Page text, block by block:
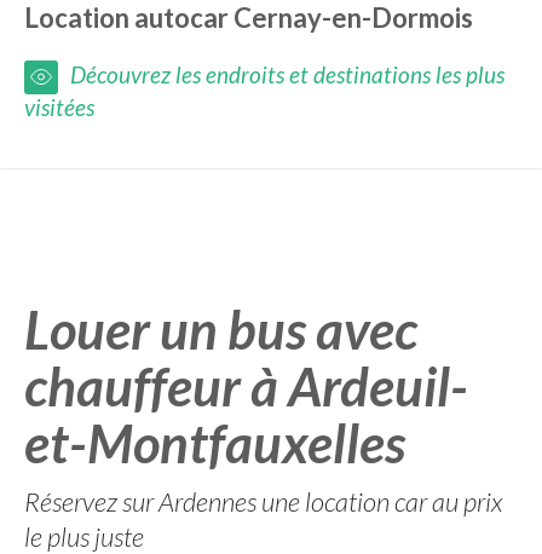
Location autocarCernay-en-Dormois
Découvrez les endroits et destinations les plus
visitées
Louer un bus avec
chauffeur à Ardeuil-
et-Montfauxelles
Réservez sur Ardennes une location car au prix
le plus juste